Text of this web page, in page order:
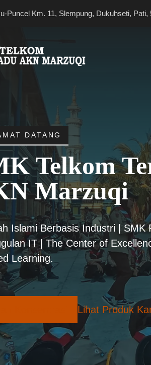
Puncel Km. 11, Slempung, Dukuhseti, Pati,
DATANG
Telkom
Marzuqi
Islami Berbasis Industri | SMK
IT | The Center of
Learning.
Lihat Produk